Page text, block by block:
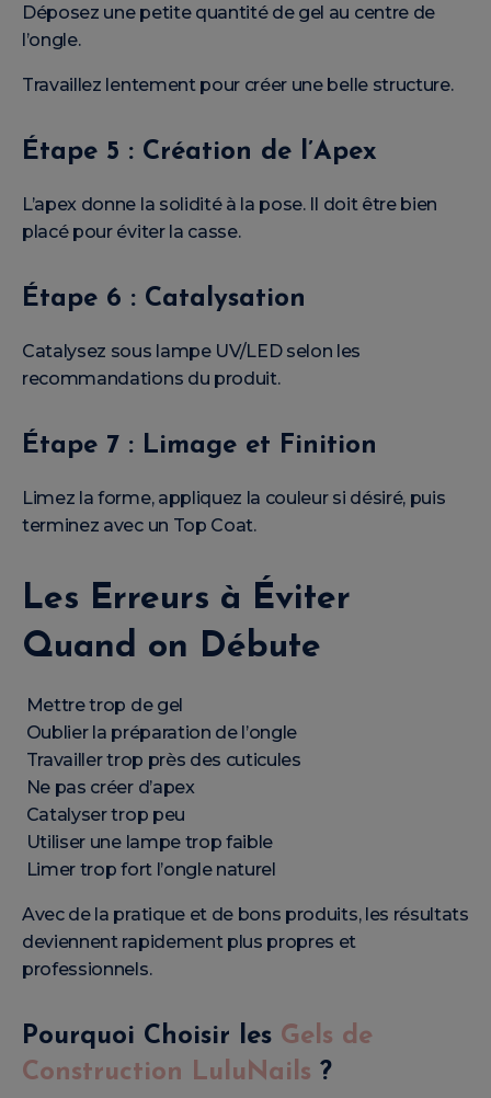
Déposez une petite quantité de gel au centre de
l’ongle.
Travaillez lentement pour créer une belle structure.
Étape 5 : Création de l’Apex
L’apex donne la solidité à la pose. Il doit être bien
placé pour éviter la casse.
Étape 6 : Catalysation
Catalysez sous lampe UV/LED selon les
recommandations du produit.
Étape 7 : Limage et Finition
Limez la forme, appliquez la couleur si désiré, puis
terminez avec un Top Coat.
Les Erreurs à Éviter
Quand on Débute
Mettre trop de gel
Oublier la préparation de l’ongle
Travailler trop près des cuticules
Ne pas créer d’apex
Catalyser trop peu
Utiliser une lampe trop faible
Limer trop fort l’ongle naturel
Avec de la pratique et de bons produits, les résultats
deviennent rapidement plus propres et
professionnels.
Pourquoi Choisir les Gels de
Construction LuluNails ?